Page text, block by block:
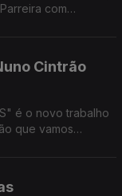
com
Cintrão
é o novo trabalho
que vamos